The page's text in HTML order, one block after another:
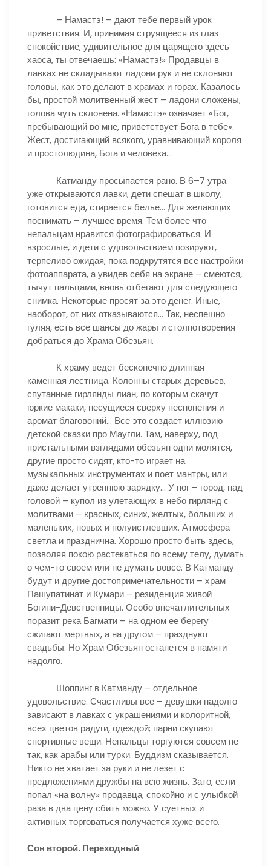
– Намастэ! – дают тебе первый урок
приветствия. И, принимая струящееся из глаз
спокойствие, удивительное для царящего здесь
хаоса, ты отвечаешь: «Намастэ!» Продавцы в
лавках не складывают ладони рук и не склоняют
головы, как это делают в храмах и горах. Казалось
бы, простой молитвенный жест – ладони сложены,
голова чуть склонена. «Намастэ» означает «Бог,
пребывающий во мне, приветствует Бога в тебе».
Жест, достигающий всякого, уравнивающий короля
и простолюдина, Бога и человека…
Катманду просыпается рано. В 6–7 утра
уже открываются лавки, дети спешат в школу,
готовится еда, стирается белье… Для желающих
поснимать – лучшее время. Тем более что
непальцам нравится фотографироваться. И
взрослые, и дети с удовольствием позируют,
терпеливо ожидая, пока подкрутятся все настройки
фотоаппарата, а увидев себя на экране – смеются,
тычут пальцами, вновь отбегают для следующего
снимка. Некоторые просят за это денег. Иные,
наоборот, от них отказываются… Так, неспешно
гуляя, есть все шансы до жары и столпотворения
добраться до Храма Обезьян.
К храму ведет бесконечно длинная
каменная лестница. Колонны старых деревьев,
спутанные гирлянды лиан, по которым скачут
юркие макаки, несущиеся сверху песнопения и
аромат благовоний… Все это создает иллюзию
детской сказки про Маугли. Там, наверху, под
пристальными взглядами обезьян одни молятся,
другие просто сидят, кто-то играет на
музыкальных инструментах и поет мантры, или
даже делает утреннюю зарядку… У ног – город, над
головой – купол из улетающих в небо гирлянд с
молитвами – красных, синих, желтых, больших и
маленьких, новых и полуистлевших. Атмосфера
светла и празднична. Хорошо просто быть здесь,
позволяя покою растекаться по всему телу, думать
о чем-то своем или не думать вовсе. В Катманду
будут и другие достопримечательности – храм
Пашупатинат и Кумари – резиденция живой
Богини-Девственницы. Особо впечатлительных
поразит река Багмати – на одном ее берегу
сжигают мертвых, а на другом – празднуют
свадьбы. Но Храм Обезьян останется в памяти
надолго.
Шоппинг в Катманду – отдельное
удовольствие. Счастливы все – девушки надолго
зависают в лавках с украшениями и колоритной,
всех цветов радуги, одеждой; парни скупают
спортивные вещи. Непальцы торгуются совсем не
так, как арабы или турки. Буддизм сказывается.
Никто не хватает за руки и не лезет с
предложениями дружбы на всю жизнь. Зато, если
попал «на волну» продавца, спокойно и с улыбкой
раза в два цену сбить можно. У суетных и
активных торговаться получается хуже всего.
Сон второй. Переходный